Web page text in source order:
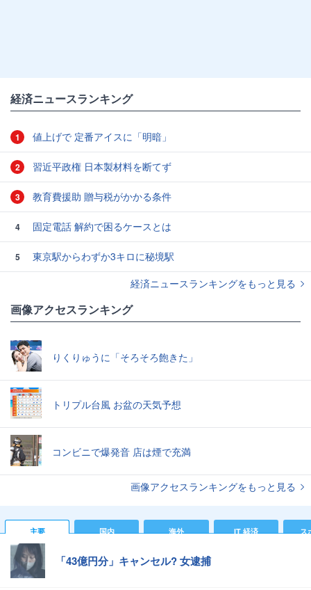
経済ニュースランキング
1 値上げで 定番アイスに「明暗」
2 習近平政権 日本製材料を断てず
3 教育費援助 贈与税がかかる条件
4 固定電話 解約で困るケースとは
5
東京駅からわずか3キロに秘境駅
経済ニュースランキングをもっと見る
画像アクセスランキング
りくりゅうに「そろそろ飽きた」
トリプル台風 お盆の天気予想
コンビニで爆発音 店は煙で充満
画像アクセスランキングをもっと見る
主要 国内 海外 IT 経済 ス
「43億円分」キャンセル? 女逮捕